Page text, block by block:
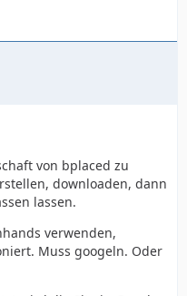
von bplaced zu
downloaden, dann
lassen.
verwenden,
Muss googeln. Oder